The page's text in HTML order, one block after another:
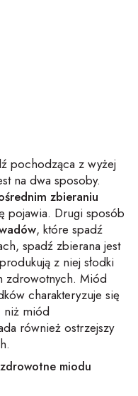
pochodząca z wyżej
na dwa sposoby.
zbieraniu
pojawia. Drugi sposób
, które spadź
spadź zbierana jest
z niej słodki
zdrowotnych. Miód
charakteryzuje się
niż miód
również ostrzejszy
miodu